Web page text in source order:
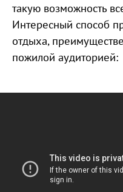
такую возможность
Интересный способ
отдыха,
пожилой аудиторией: